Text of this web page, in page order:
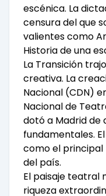
escénica. La
censura del que
valientes como
Historia de una
La Transición
creativa. La
Nacional (CDN)
Nacional de
dotó a Madrid de
fundamentales.
como el
del país.
El paisaje teatral
riqueza